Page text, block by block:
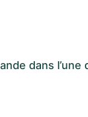
dans l’une